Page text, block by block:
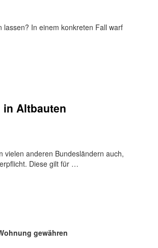
lassen? In einem konkreten Fall warf
Altbauten
vielen anderen Bundesländern auch,
Diese gilt für …
gewähren